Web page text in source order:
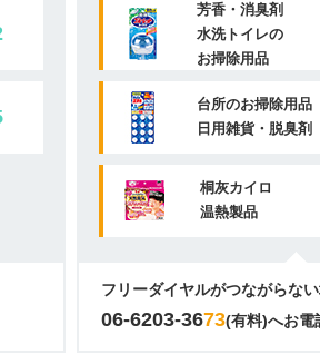
芳香・消臭剤
水洗トイレの
お掃除用品
台所のお掃除用品
日用雑貨・脱臭剤
桐灰カイロ
温熱製品
フリーダイヤルがつながらな
06-6203-3673(有料)へお電